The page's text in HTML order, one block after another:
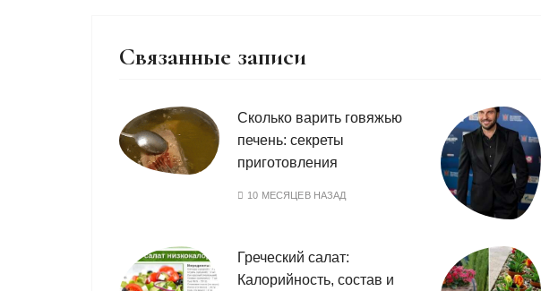
Связанные записи
Сколько варить говяжью
печень: секреты
приготовления
10 МЕСЯЦЕВ НАЗАД
Греческий салат:
Калорийность, состав и